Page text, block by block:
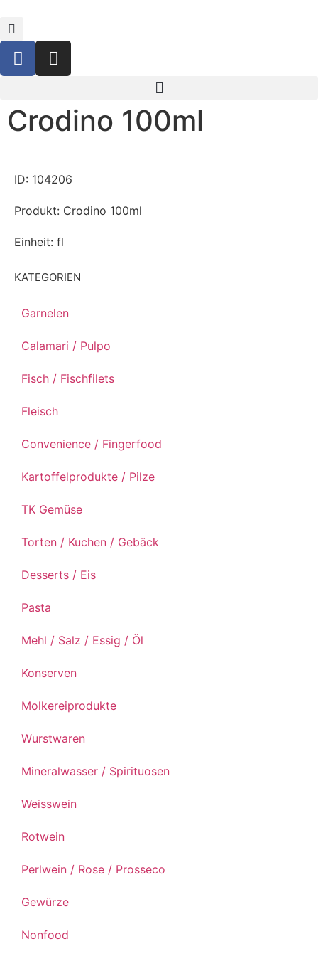
Crodino 100ml
KATEGORIEN
Garnelen
Calamari / Pulpo
Fisch / Fischfilets
Fleisch
Convenience / Fingerfood
Kartoffelprodukte / Pilze
TK Gemüse
Torten / Kuchen / Gebäck
Desserts / Eis
Pasta
Mehl / Salz / Essig / Öl
Konserven
Molkereiprodukte
Wurstwaren
Mineralwasser / Spirituosen
Weisswein
Rotwein
Perlwein / Rose / Prosseco
Gewürze
Nonfood
ID: 104206
Produkt: Crodino 100ml
Einheit: fl